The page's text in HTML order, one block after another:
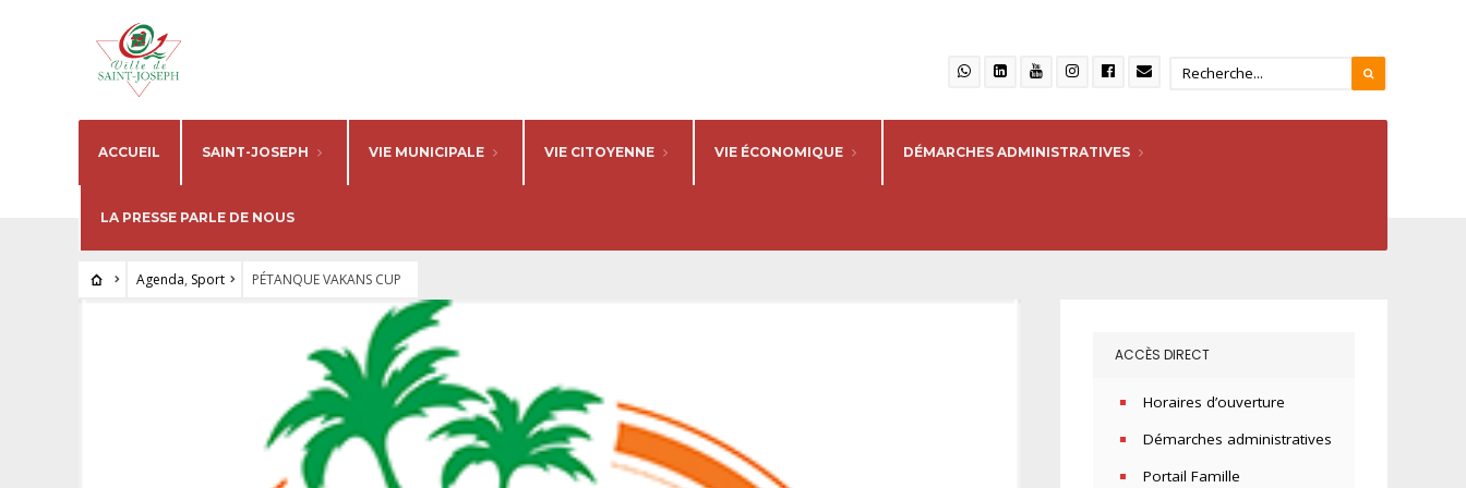
ACCUEIL SAINT-JOSEPH VIE MUNICIPALE VIE CITOYENNE VIE ÉCONOMIQUE DÉMARCHES ADMINISTRATIVES
LA PRESSE PARLE DE NOUS
Agenda, Sport PÉTANQUE VAKANS CUP
ACCÈS DIRECT
Horaires d’ouverture
Démarches administratives
Portail Famille